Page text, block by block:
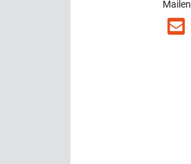
Mailen